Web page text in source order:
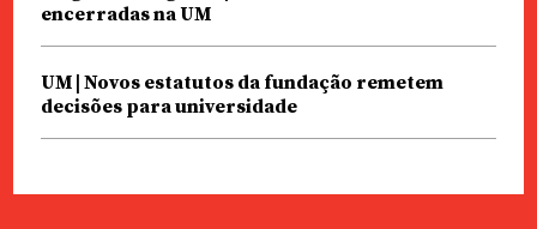
encerradas na UM
UM | Novos estatutos da fundação remetem
decisões para universidade